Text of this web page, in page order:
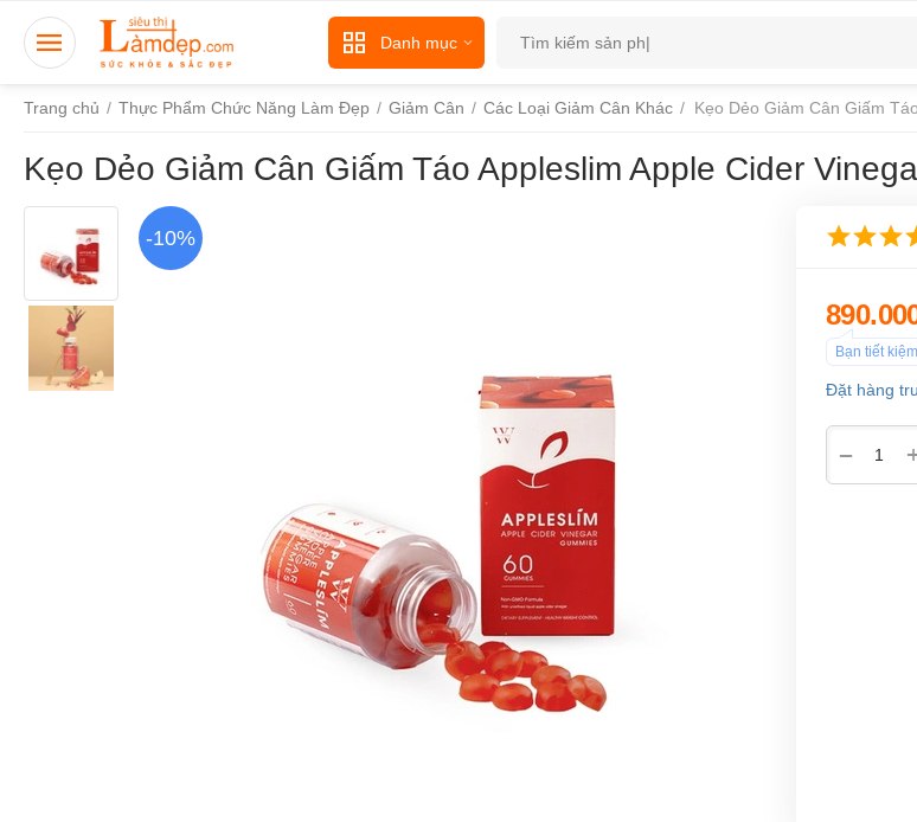
Danh mục
Trang chủ / Thực Phẩm Chức Năng Làm Đẹp / Giảm Cân / Các Loại Giảm Cân Khác / Kẹo Dẻo Giảm Cân Giấm
Kẹo Dẻo Giảm Cân Giấm Táo Appleslim Apple Cider
-10%
Bạn tiết
Đặt hàng
−